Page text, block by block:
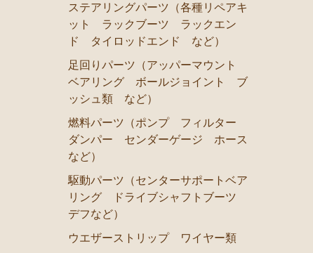
クラッチパーツ（マスターシリンダー クラッチレリ
ステアリングパーツ（各種リペアキット ラックブー
足回りパーツ（アッパーマウント ベアリング ボー
燃料パーツ（ポンプ フィルター ダンパー センダーゲ
ウエザーストリップ
エアコン ヒーター関係
マークⅡワゴン GX70G
エンジンパーツ 1G-EU
エンジンパーツ 1G-FE
ステアリングパーツ（各種リペアキ
ット ラックブーツ ラックエン
ド タイロッドエンド など）
足回りパーツ（アッパーマウント
ベアリング ボールジョイント ブ
ッシュ類 など）
燃料パーツ（ポンプ フィルター
ダンパー センダーゲージ ホース
など）
駆動パーツ（センターサポートベア
リング ドライブシャフトブーツ
デフなど）
ウエザーストリップ ワイヤー類